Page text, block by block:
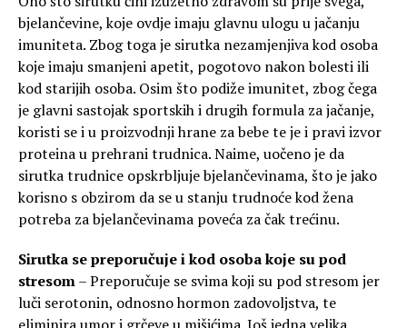
bjelančevine, koje ovdje imaju glavnu ulogu u jačanju
imuniteta. Zbog toga je sirutka nezamjenjiva kod osoba
koje imaju smanjeni apetit, pogotovo nakon bolesti ili
kod starijih osoba. Osim što podiže imunitet, zbog čega
je glavni sastojak sportskih i drugih formula za jačanje,
koristi se i u proizvodnji hrane za bebe te je i pravi izvor
proteina u prehrani trudnica. Naime, uočeno je da
sirutka trudnice opskrbljuje bjelančevinama, što je jako
korisno s obzirom da se u stanju trudnoće kod žena
potreba za bjelančevinama poveća za čak trećinu.
Sirutka se preporučuje i kod osoba koje su pod
stresom– Preporučuje se svima koji su pod stresom jer
luči serotonin, odnosno hormon zadovoljstva, te